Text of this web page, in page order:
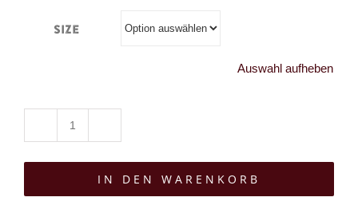
Size
Auswahl aufheben
Zip-
HoodyIN DEN WARENKORB